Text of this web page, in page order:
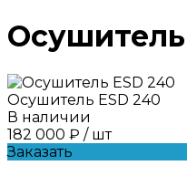
Осушитель
Осушитель ESD 240
В наличии
182 000 ₽ / шт
Заказать